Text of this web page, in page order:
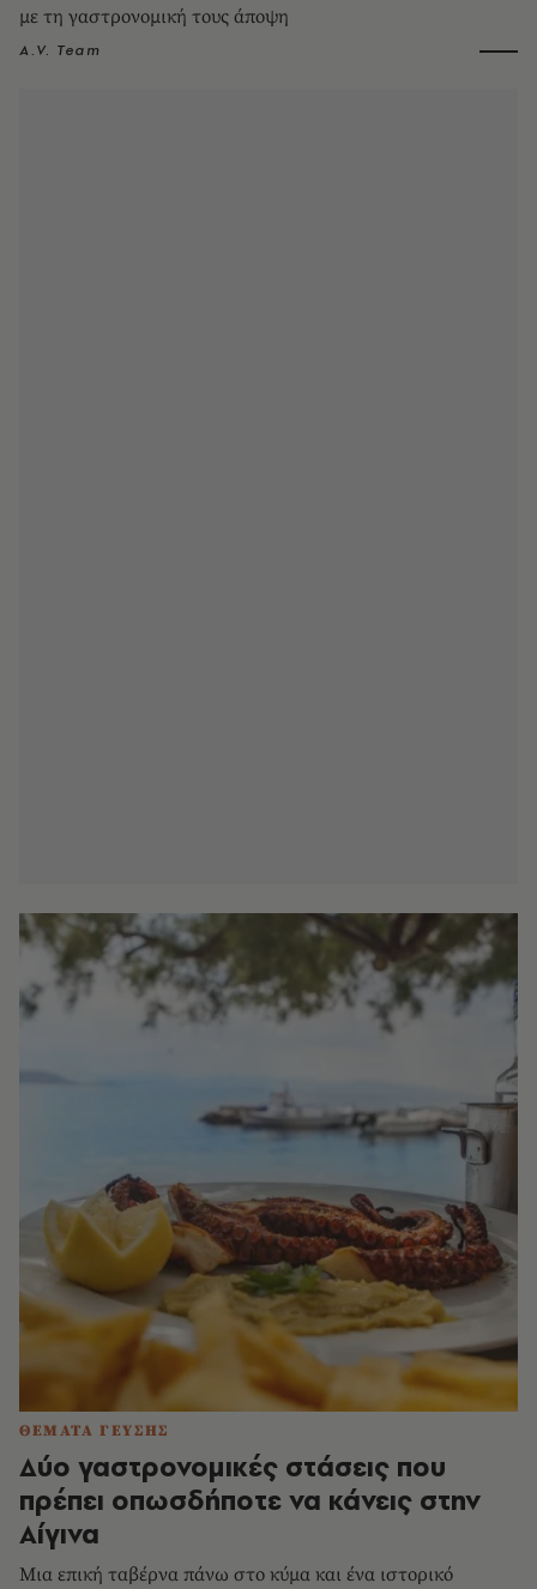
με τη γαστρονομική τους άποψη
A.V. Team
ΘΕΜΑΤΑ ΓΕΥΣΗΣ
Δύο γαστρονομικές στάσεις που
πρέπει οπωσδήποτε να κάνεις στην
Αίγινα
Μια επική ταβέρνα πάνω στο κύμα και ένα ιστορικό